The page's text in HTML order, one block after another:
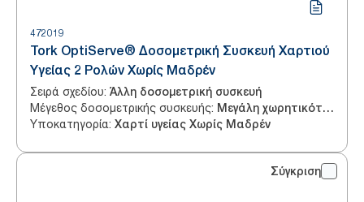
472019
Tork OptiServe® Δοσομετρική Συσκευή Χαρτιού
Υγείας 2 Ρολών Χωρίς Μαδρέν
Σειρά σχεδίου: Άλλη δοσομετρική συσκευή
Μέγεθος δοσομετρικής συσκευής: Μεγάλη χωρητικότητα
Υποκατηγορία: Χαρτί υγείας Χωρίς Μαδρέν
Σύγκριση